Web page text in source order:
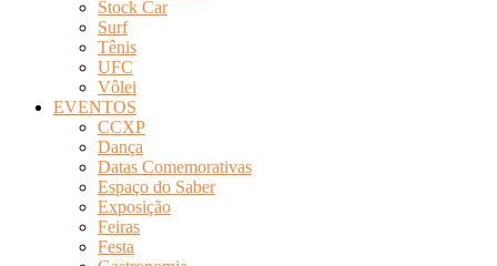
Stock Car
Surf
Tênis
UFC
Vôlei
EVENTOS
CCXP
Dança
Datas Comemorativas
Espaço do Saber
Exposição
Feiras
Festa